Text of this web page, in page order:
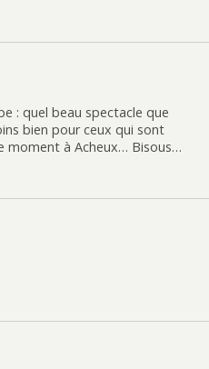
: quel beau spectacle que
bien pour ceux qui sont
moment à Acheux… Bisous…